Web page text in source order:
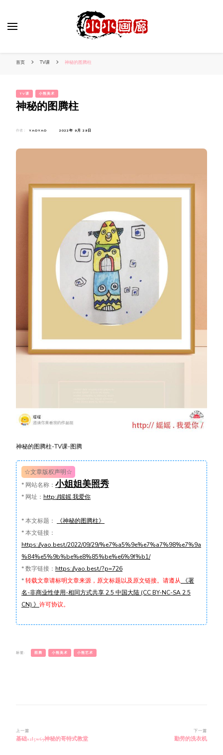
首页 TV课 神秘的图腾柱
TV课 小熊美术
神秘的图腾柱
作者： YAOYAO 2022年 9月 29日
神秘的图腾柱-TV课-图腾
☆文章版权声明☆
* 网站名称： 小姐姐美照秀
* 网址： http://媱媱.我爱你
*本文标题：
《神秘的图腾柱》
*本文链接：
https://yao.best/2022/09/29/%e7%a5%9e%e7%a7%98%e7%9a
%84%e5%9b%be%e8%85%be%e6%9f%b1/
*数字链接： https://yao.best/?p=726
*转载文章请标明文章来源，原文标题以及原文链接。请遵从 《署
名-非商业性使用-相同方式共享 2.5 中国大陆 (CC BY-NC-SA 2.5
CN) 》 许可协议。
标签: 图腾 小熊美术 小熊艺术
博
文
上一篇
基础s2l5w69神秘的哥特式教堂
下一篇
勤劳的洗衣机